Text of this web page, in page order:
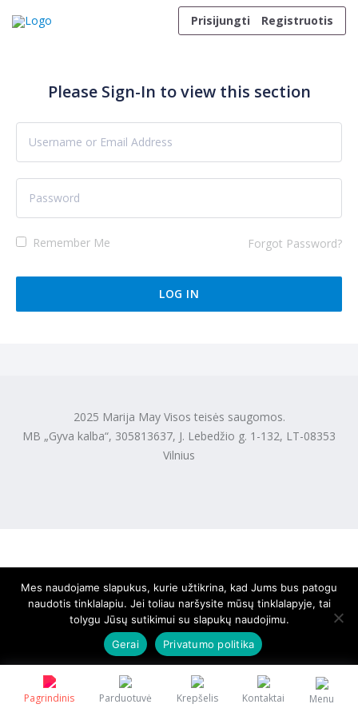
Prisijungti
Registruotis
Pagrindinis Parduotuvė Krepšelis Kontaktai Menu
Please Sign-In to view this section
Remember Me Forgot Password?
2025 Marija May Visos teisės saugomos.
MB „Gyva kalba“, 305813637, J. Lebedžio g. 1-132, LT-08353
Vilnius
Mes naudojame slapukus, kurie užtikrina, kad Jums bus patogu
naudotis tinklalapiu. Jei toliau naršysite mūsų tinklalapyje, tai
tolygu Jūsų sutikimui su slapukų naudojimu.
Gerai
Privatumo politika